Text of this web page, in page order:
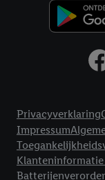
Privacyverklaring
Impressum